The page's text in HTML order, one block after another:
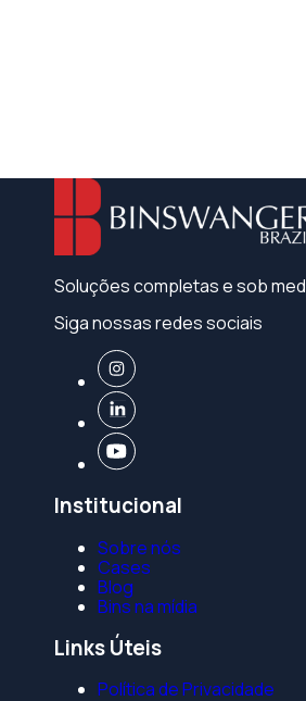
Soluções completas e sob
Siga nossas redes sociais
Institucional
Sobre nós
Cases
Blog
Bins na mídia
Links Úteis
Política de Privacidade